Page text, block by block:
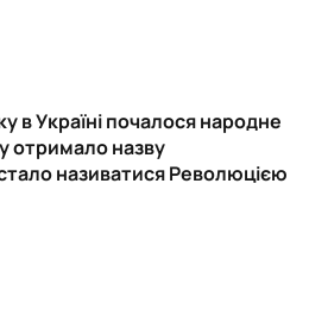
в Україні почалося народне
отримало назву
називатися Революцією